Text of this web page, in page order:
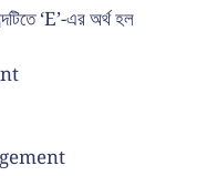
‘E’-এর অর্থ হল